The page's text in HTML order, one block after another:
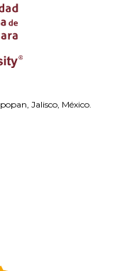
Jalisco, México.